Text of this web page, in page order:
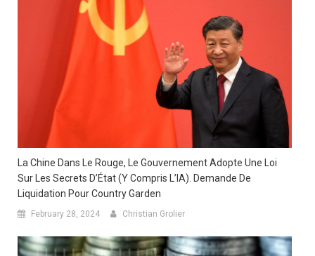
La Chine Dans Le Rouge, Le Gouvernement Adopte Une Loi
Sur Les Secrets D’État (y Compris L’IA). Demande De
Liquidation Pour Country Garden
February 28, 2024 Christian Grolier